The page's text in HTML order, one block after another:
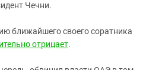
Чечни.
ближайшего своего соратника
отрицает.